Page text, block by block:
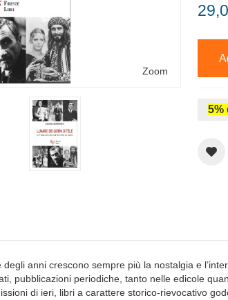
Zoom
5%
degli anni crescono sempre più la nostalgia e
pubblicazioni periodiche, tanto nelle edicole
di ieri, libri a carattere storico-rievocativo